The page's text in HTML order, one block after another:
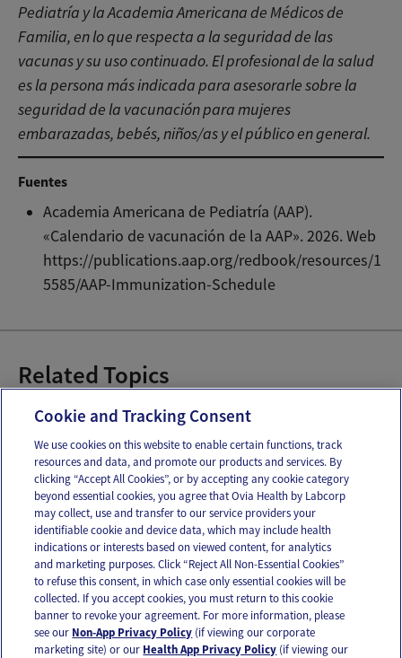
Pediatría y la Academia Americana de Médicos de
Familia, en lo que respecta a la seguridad de las
vacunas y su uso continuado. El profesional de la salud
es la persona más indicada para asesorarle sobre la
seguridad de la vacunación para mujeres
embarazadas, bebés, niños/as y el público en general.
Fuentes
Academia Americana de Pediatría (AAP).
«Calendario de vacunación de la AAP». 2026. Web
https://publications.aap.org/redbook/resources/1
5585/AAP-Immunization-Schedule
Related Topics
Inmunizaciones del bebé Vacunas del bebé
Email Text
OUR APPS
FOLLOW US
Cookie and Tracking Consent
We use cookies on this website to enable certain functions, track
resources and data, and promote our products and services. By
clicking “Accept All Cookies”, or by accepting any cookie category
beyond essential cookies, you agree that Ovia Health by Labcorp
may collect, use and transfer to our service providers your
identifiable cookie and device data, which may include health
indications or interests based on viewed content, for analytics
and marketing purposes. Click “Reject All Non-Essential Cookies”
to refuse this consent, in which case only essential cookies will be
collected. If you accept cookies, you must return to this cookie
banner to revoke your agreement. For more information, please
see our Non-App Privacy Policy (if viewing our corporate
marketing site) or our Health App Privacy Policy (if viewing our